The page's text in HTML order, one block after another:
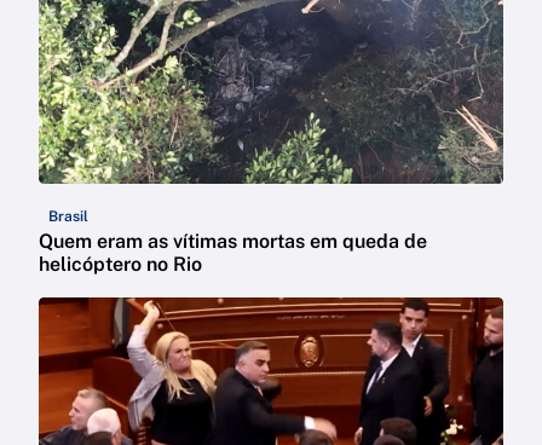
Brasil
Quem eram as vítimas mortas em queda de
helicóptero no Rio